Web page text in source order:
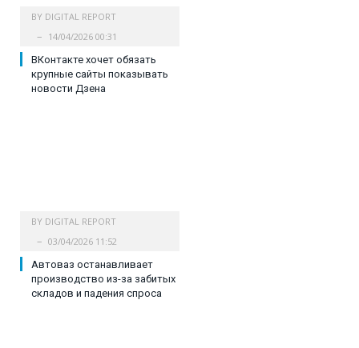
BY DIGITAL REPORT
14/04/2026 00:31
ВКонтакте хочет обязать
крупные сайты показывать
новости Дзена
BY DIGITAL REPORT
03/04/2026 11:52
Автоваз останавливает
производство из-за забитых
складов и падения спроса